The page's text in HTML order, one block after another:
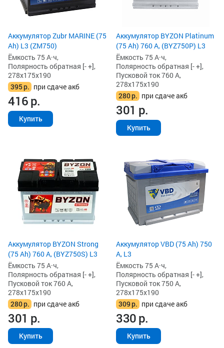
Аккумулятор Zubr MARINE (75
Ah) L3 (ZM750)
Ёмкость 75 А·ч,
Полярность обратная [- +],
278x175x190
395р. при сдаче акб
416р.
Купить
Аккумулятор BYZON Platinum
(75 Ah) 760 А, (BYZ750P) L3
Ёмкость 75 А·ч,
Полярность обратная [- +],
Пусковой ток 760 А,
278x175x190
280р. при сдаче акб
301 р.
Купить
Аккумулятор BYZON Strong
(75 Ah) 760 А, (BYZ750S) L3
Ёмкость 75 А·ч,
Полярность обратная [- +],
Пусковой ток 760 А,
278x175x190
280р. при сдаче акб
301 р.
Купить
Аккумулятор VBD (75 Ah) 750
А, L3
Ёмкость 75 А·ч,
Полярность обратная [- +],
Пусковой ток 750 А,
278x175x190
309р. при сдаче акб
330р.
Купить